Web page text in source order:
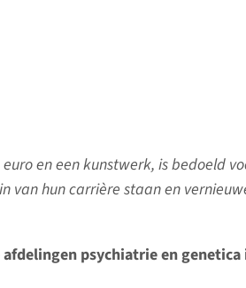
en een kunstwerk, is bedoeld
van hun carrière staan en
psychiatrie en genetica